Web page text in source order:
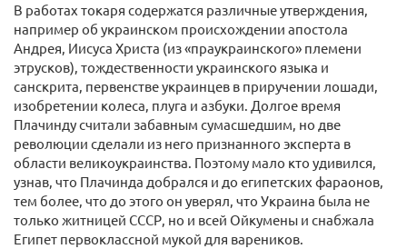
В работах токаря содержатся различные утверждения,
например об украинском происхождении апостола
Андрея, Иисуса Христа (из «праукраинского» племени
этрусков), тождественности украинского языка и
санскрита, первенстве украинцев в приручении лошади,
изобретении колеса, плуга и азбуки. Долгое время
Плачинду считали забавным сумасшедшим, но две
революции сделали из него признанного эксперта в
области великоукраинства. Поэтому мало кто удивился,
узнав, что Плачинда добрался и до египетских фараонов,
тем более, что до этого он уверял, что Украина была не
только житницей СССР, но и всей Ойкумены и снабжала
Египет первоклассной мукой для вареников.